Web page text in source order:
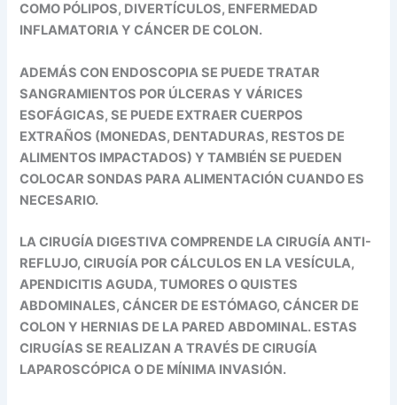
COMO PÓLIPOS, DIVERTÍCULOS, ENFERMEDAD
INFLAMATORIA Y CÁNCER DE COLON.
ADEMÁS CON ENDOSCOPIA SE PUEDE TRATAR
SANGRAMIENTOS POR ÚLCERAS Y VÁRICES
ESOFÁGICAS, SE PUEDE EXTRAER CUERPOS
EXTRAÑOS (MONEDAS, DENTADURAS, RESTOS DE
ALIMENTOS IMPACTADOS) Y TAMBIÉN SE PUEDEN
COLOCAR SONDAS PARA ALIMENTACIÓN CUANDO ES
NECESARIO.
LA CIRUGÍA DIGESTIVA COMPRENDE LA CIRUGÍA ANTI-
REFLUJO, CIRUGÍA POR CÁLCULOS EN LA VESÍCULA,
APENDICITIS AGUDA, TUMORES O QUISTES
ABDOMINALES, CÁNCER DE ESTÓMAGO, CÁNCER DE
COLON Y HERNIAS DE LA PARED ABDOMINAL. ESTAS
CIRUGÍAS SE REALIZAN A TRAVÉS DE CIRUGÍA
LAPAROSCÓPICA O DE MÍNIMA INVASIÓN.